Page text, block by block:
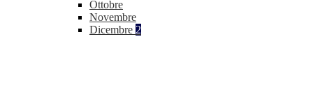
Ottobre
Novembre
Dicembre 2